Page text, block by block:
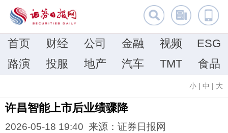
首页 财经 公司 金融 视频
ESG
路演
投服 地产 汽车 TMT 食品
小 | 中 | 大
许昌智能上市后业绩骤降
2026-05-18 19:40 来源：证券日报网